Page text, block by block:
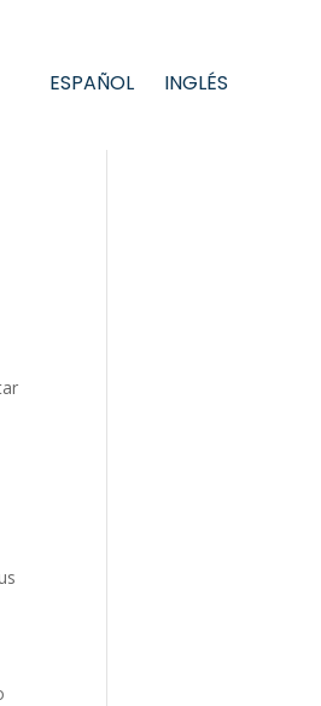
ESPAÑOL INGLÉS